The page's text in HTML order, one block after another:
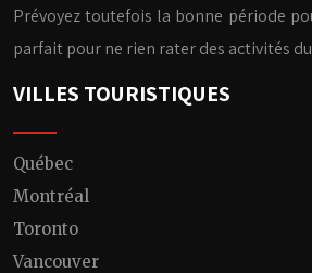
Prévoyez toutefois la bonne période
parfait pour ne rien rater des activités du
VILLES TOURISTIQUES
Québec
Montréal
Toronto
Vancouver